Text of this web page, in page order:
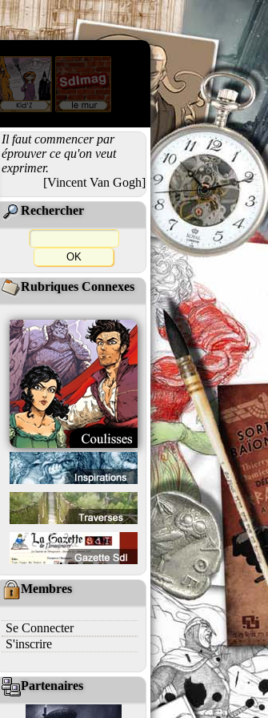
Il faut commencer par
éprouver ce qu'on veut
exprimer.
[Vincent Van Gogh]
Rechercher
Rubriques Connexes
Membres
Se Connecter
S'inscrire
Partenaires